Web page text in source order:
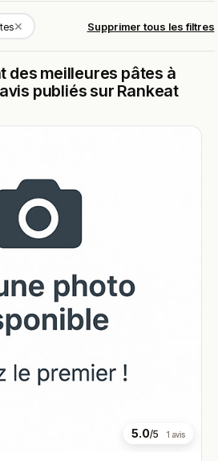
✕ Supprimer tous les filtres
des meilleures pâtes à
publiés sur Rankeat
5.0/5 1 avis